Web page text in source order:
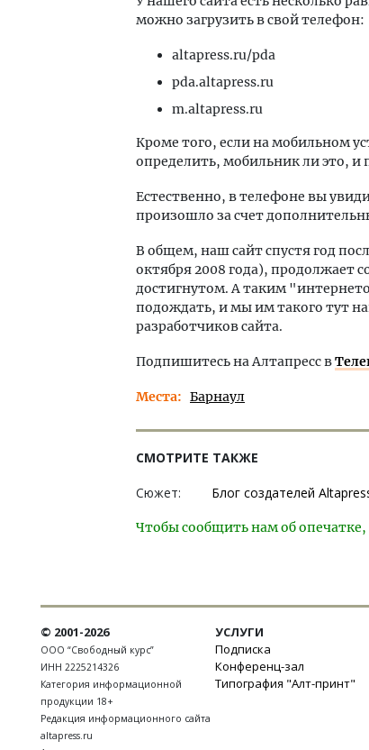
можно загрузить в свой телефон:
altapress.ru/pda
pda.altapress.ru
m.altapress.ru
Кроме того, если на мобильном
определить, мобильник ли это,
Естественно, в телефоне вы
произошло за счет
В общем, наш сайт спустя год
октября 2008 года), продолжает
достигнутом. А таким
подождать, и мы им такого тут
разработчиков сайта.
Подпишитесь на Алтапресс в
Места Барнаул
СМОТРИТЕ ТАКЖЕ
Сюжет: Блог создателей
Чтобы сообщить нам об
© 2001-2026
ООО “Свободный курс”
ИНН 2225214326
Категория информационной
продукции 18+
Редакция информационного сайта
altapress.ru
УСЛУГИ
Подписка
Конференц-зал
Типография "Алт-принт"